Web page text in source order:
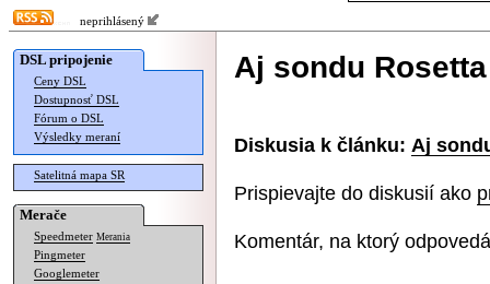
neprihlásený
DSL pripojenie
Ceny DSL
Dostupnosť DSL
Fórum o DSL
Výsledky meraní
Satelitná mapa SR
Merače
Speedmeter Merania
Pingmeter
Googlemeter
Aj sondu
Diskusia k článku: Aj
Prispievajte do diskusií ako
Komentár, na ktorý